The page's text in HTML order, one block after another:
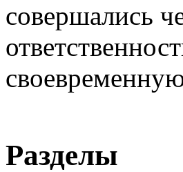
совершались
Разделы